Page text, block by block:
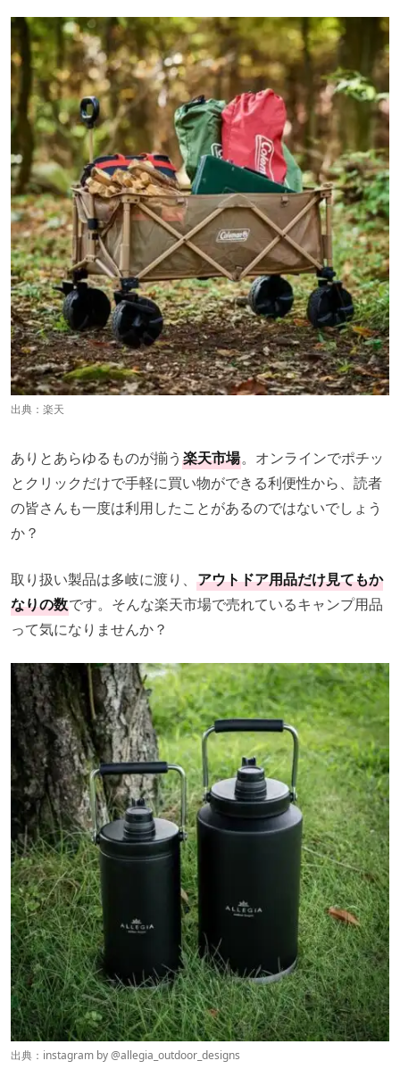
第1位：Coleman「クイックアップIG シェード+」
出典： 楽天
ありとあらゆるものが揃う 楽天市場。オンラインでポチッ
とクリックだけで手軽に買い物ができる利便性から、読者
の皆さんも一度は利用したことがあるのではないでしょう
か？
取り扱い製品は多岐に渡り、 アウトドア用品だけ見てもか
なりの数です。そんな楽天市場で売れているキャンプ用品
って気になりませんか？
出典：instagram by @allegia_outdoor_designs